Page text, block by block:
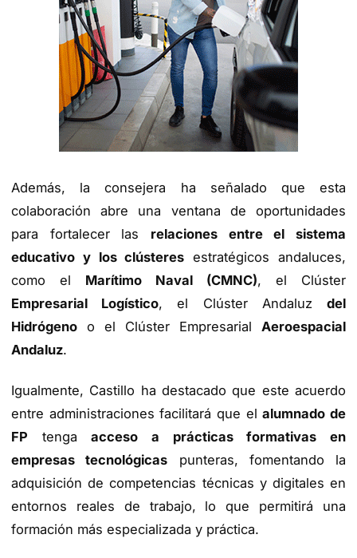
Además, la consejera ha señalado que esta
colaboración abre una ventana de oportunidades
para fortalecer las relaciones entre el sistema
educativo y los clústeres estratégicos andaluces,
como el Marítimo Naval (CMNC), el Clúster
Empresarial Logístico, el Clúster Andaluzdel
Hidrógeno o el Clúster Empresarial Aeroespacial
Andaluz.
Igualmente, Castillo ha destacado que este acuerdo
entre administraciones facilitará que elalumnado de
FP tengaacceso a prácticas formativas en
empresas tecnológicas punteras, fomentando la
adquisición de competencias técnicas y digitales en
entornos reales de trabajo, lo que permitirá una
formación más especializada y práctica.